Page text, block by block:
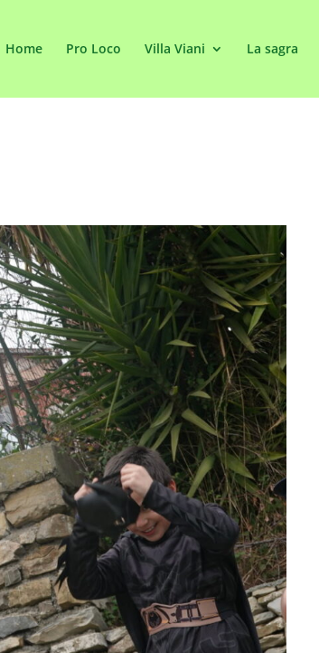
Home Pro Loco Villa Viani La sagra